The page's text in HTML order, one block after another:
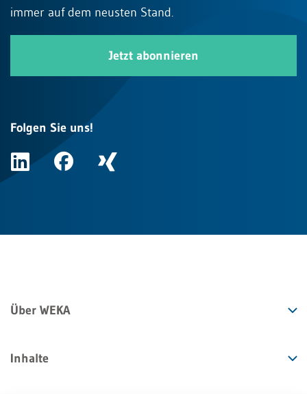
immer auf dem neusten Stand.
Jetzt abonnieren
Folgen Sie uns!
Über WEKA
Inhalte